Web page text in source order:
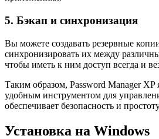
5. Бэкап и синхронизация
Вы можете создавать резервные
синхронизировать их между
чтобы иметь к ним доступ всегда и
Таким образом, Password Manager
удобным инструментом для
обеспечивает безопасность и
Установка на Windows